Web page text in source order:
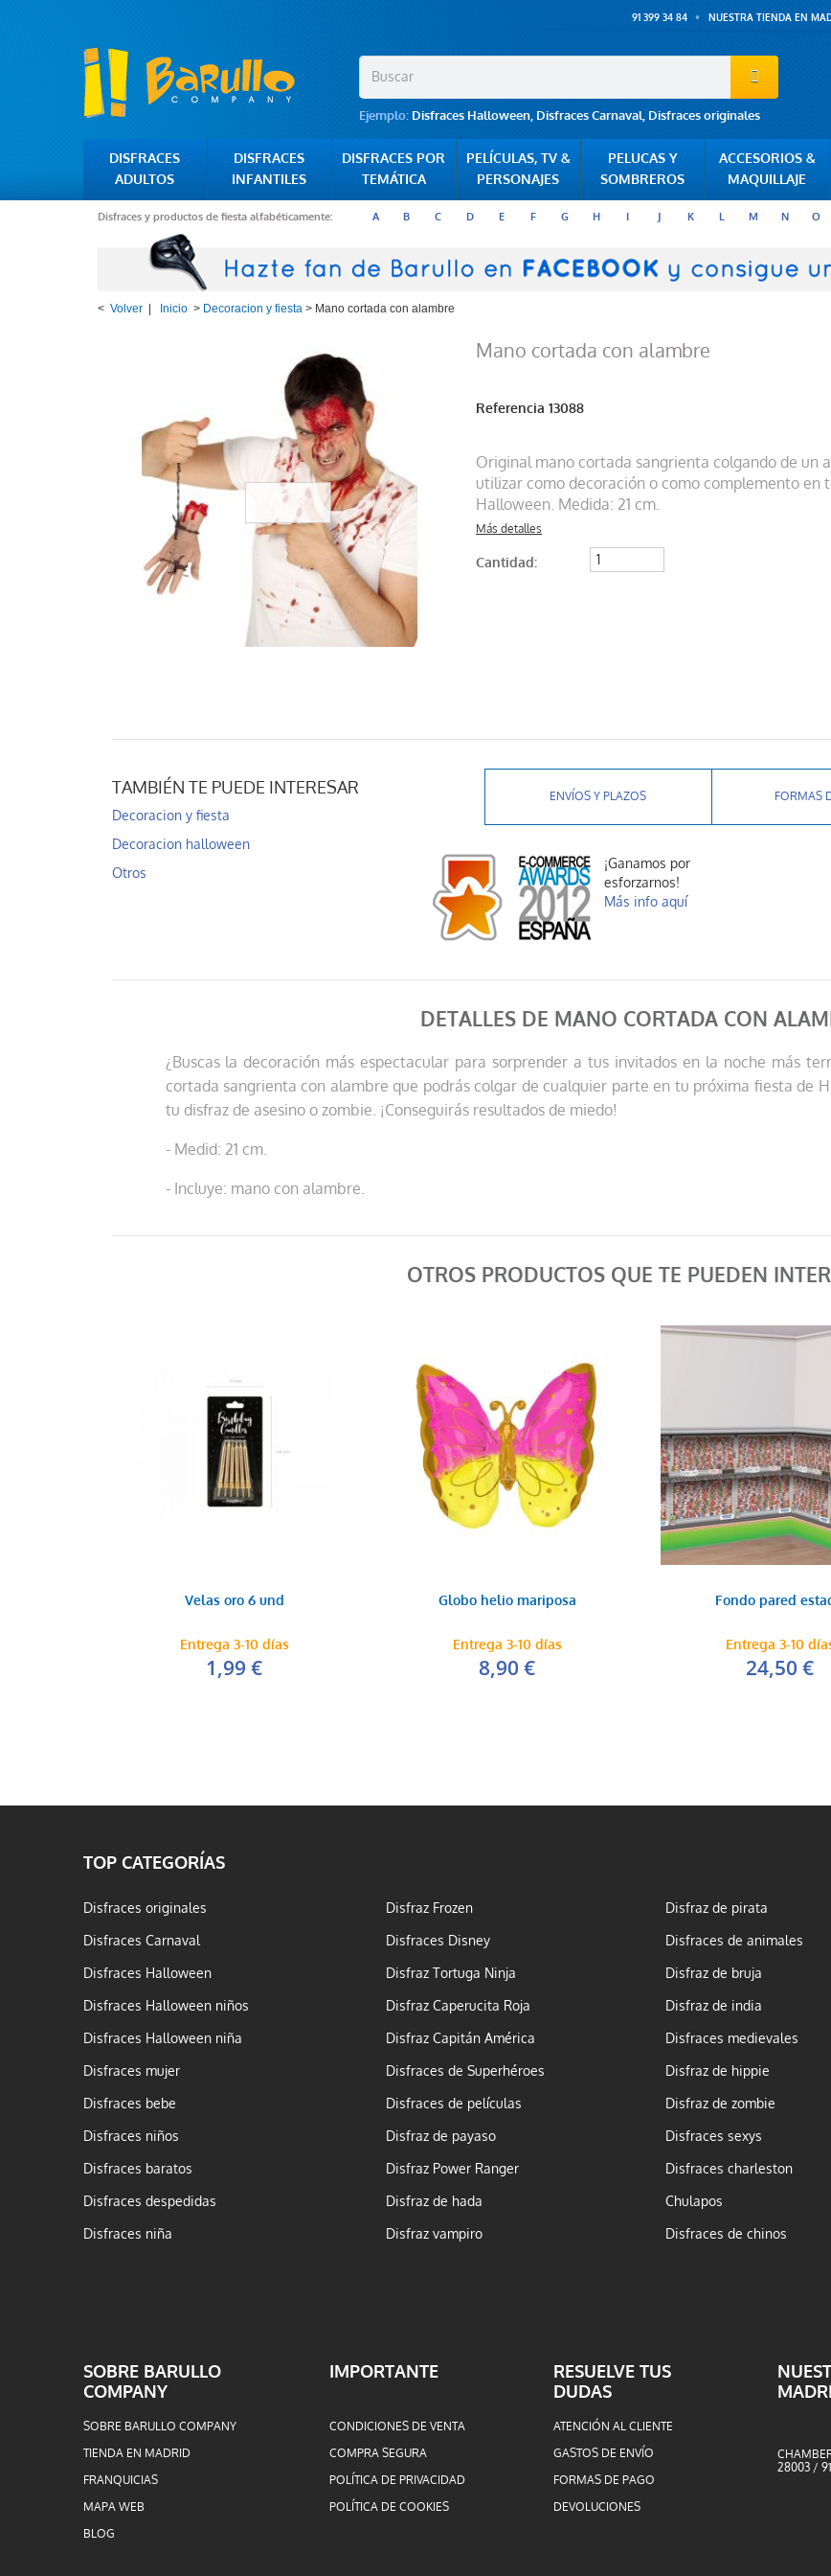
91 399 34 84 NUESTRA TIENDA EN
Ejemplo: Disfraces Halloween, Disfraces Carnaval, Disfraces originales
DISFRACES
ADULTOS
DISFRACES
INFANTILES
DISFRACES POR
TEMÁTICA
PELÍCULAS, TV &
PERSONAJES
PELUCAS Y
SOMBREROS
ACCESORIOS &
MAQUILLAJE
Disfraces y productos de fiesta alfabéticamente: A B C D E F G H I J K L M N O
< Volver Inicio > Decoracion y fiesta > Mano cortada con alambre
Mano cortada con alambre
Referencia 13088
Original mano cortada sangrienta colgando de un
utilizar como decoración o como complemento en
Halloween. Medida: 21 cm.
Más detalles
Cantidad:
TAMBIÉN TE PUEDE INTERESAR
Decoracion y fiesta
Decoracion halloween
Otros
ENVÍOS Y PLAZOS FORMAS
¡Ganamos por
esforzarnos!
Más info aquí
DETALLES DE MANO CORTADA CON
¿Buscas la decoración más espectacular para sorprender a tus invitados en la noche más
cortada sangrienta con alambre que podrás colgar de cualquier parte en tu próxima fiesta de
tu disfraz de asesino o zombie. ¡Conseguirás resultados de miedo!
- Medid: 21 cm.
- Incluye: mano con alambre.
OTROS PRODUCTOS QUE TE PUEDEN
Velas oro 6 und
Entrega 3-10 días
1,99 €
Globo helio mariposa
Entrega 3-10 días
8,90 €
Fondo pared
Entrega 3-10
24,50 €
TOP CATEGORÍAS
Disfraces originales
Disfraces Carnaval
Disfraces Halloween
Disfraces Halloween niños
Disfraces Halloween niña
Disfraces mujer
Disfraces bebe
Disfraces niños
Disfraces baratos
Disfraces despedidas
Disfraces niña
Disfraz Frozen
Disfraces Disney
Disfraz Tortuga Ninja
Disfraz Caperucita Roja
Disfraz Capitán América
Disfraces de Superhéroes
Disfraces de películas
Disfraz de payaso
Disfraz Power Ranger
Disfraz de hada
Disfraz vampiro
Disfraz de pirata
Disfraces de animales
Disfraz de bruja
Disfraz de india
Disfraces medievales
Disfraz de hippie
Disfraz de zombie
Disfraces sexys
Disfraces charleston
Chulapos
Disfraces de chinos
SOBRE BARULLO
COMPANY
SOBRE BARULLO COMPANY
TIENDA EN MADRID
FRANQUICIAS
MAPA WEB
BLOG
IMPORTANTE
CONDICIONES DE VENTA
COMPRA SEGURA
POLÍTICA DE PRIVACIDAD
POLÍTICA DE COOKIES
RESUELVE TUS
DUDAS
ATENCIÓN AL CLIENTE
GASTOS DE ENVÍO
FORMAS DE PAGO
DEVOLUCIONES
28003 /